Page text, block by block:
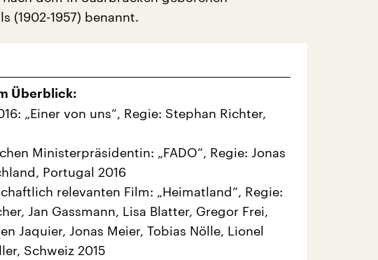
(1902-1957) benannt.
Überblick:
„Einer von uns“, Regie: Stephan Richter,
Ministerpräsidentin: „FADO“, Regie: Jonas
Portugal 2016
relevanten Film: „Heimatland“, Regie:
Jan Gassmann, Lisa Blatter, Gregor Frei,
Jaquier, Jonas Meier, Tobias Nölle, Lionel
Schweiz 2015